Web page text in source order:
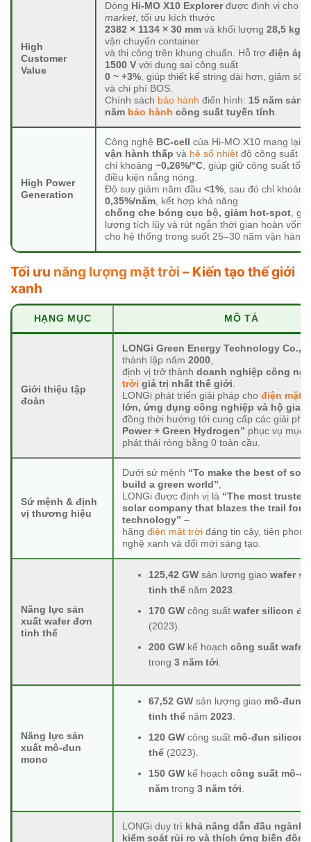
High
Customer
Value
Dòng Hi-MO X10 Explorerđược định vị cho
market, tối ưu kích thước
2382 × 1134 × 30 mm và khối lượng 28,5 kg
vận chuyển container
và thi công trên khung chuẩn. Hỗ trợ điện áp
1500 V với dung sai công suất
0 ~ +3%, giúp thiết kế string dài hơn, giảm số
và chi phí BOS.
Chính sách bảo hành điển hình: 15 năm sản
năm bảo hành công suất tuyến tính.
High Power
Generation
Công nghệ BC-cell của Hi-MO X10 mang lại
vận hành thấp và hệ số nhiệt độ công suất
chỉ khoảng −0,26%/°C, giúp giữ công suất tốt
điều kiện nắng nóng.
Độ suy giảm năm đầu <1%, sau đó chỉ khoảng
0,35%/năm, kết hợp khả năng
chống che bóng cục bộ, giảm hot-spot,
lượng tích lũy và rút ngắn thời gian hoàn vốn
cho hệ thống trong suốt 25–30 năm vận hành.
Tối ưu năng lượng mặt trời – Kiến tạo thế giới
xanh
HẠNG MỤC MÔ TẢ
Giới thiệu tập
đoàn
LONGi Green Energy Technology Co.,
thành lập năm 2000
định vị trở thành doanh nghiệp công
trời giá trị nhất thế giới
LONGi phát triển giải pháp cho điện mặt
lớn, ứng dụng công nghiệp và hộ gia
đồng thời hướng tới cung cấp các giải
Power + Green Hydrogen” phục vụ mục
phát thải ròng bằng 0 toàn cầu.
Sứ mệnh & định
vị thương hiệu
Dưới sứ mệnh “To make the best of
build a green world”
LONGi được định vị là “The most
solar company that blazes the trail for
technology” –
hãng điện mặt trời đáng tin cậy, tiên
nghệ xanh và đổi mới sáng tạo.
Năng lực sản
xuất wafer đơn
tinh thể
125,42 GWsản lượng giao wafer
tinh thểnăm 2023.
170 GWcông suất wafer silicon
(2023).
200 GWkế hoạch công suất wafer
trong 3 năm tới.
Năng lực sản
xuất mô-đun
mono
67,52 GWsản lượng giao mô-đun
tinh thểnăm 2023.
120 GWcông suất mô-đun silicon
thể(2023).
150 GWkế hoạch công suất mô-
nămtrong 3 năm tới.
LONGi duy trì khả năng dẫn đầu ngành
kiểm soát rủi ro và thích ứng biến